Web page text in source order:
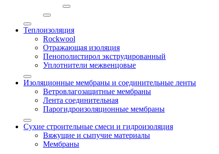
Теплоизоляция
Rockwool
Отражающая изоляция
Пенополистирол экструдированный
Уплотнители межвенцовые
Изоляционные мембраны и соединительные ленты
Ветровлагозащитные мембраны
Лента соединительная
Парогидроизоляционные мембраны
Сухие строительные смеси и гидроизоляция
Вяжущие и сыпучие материалы
Мембраны